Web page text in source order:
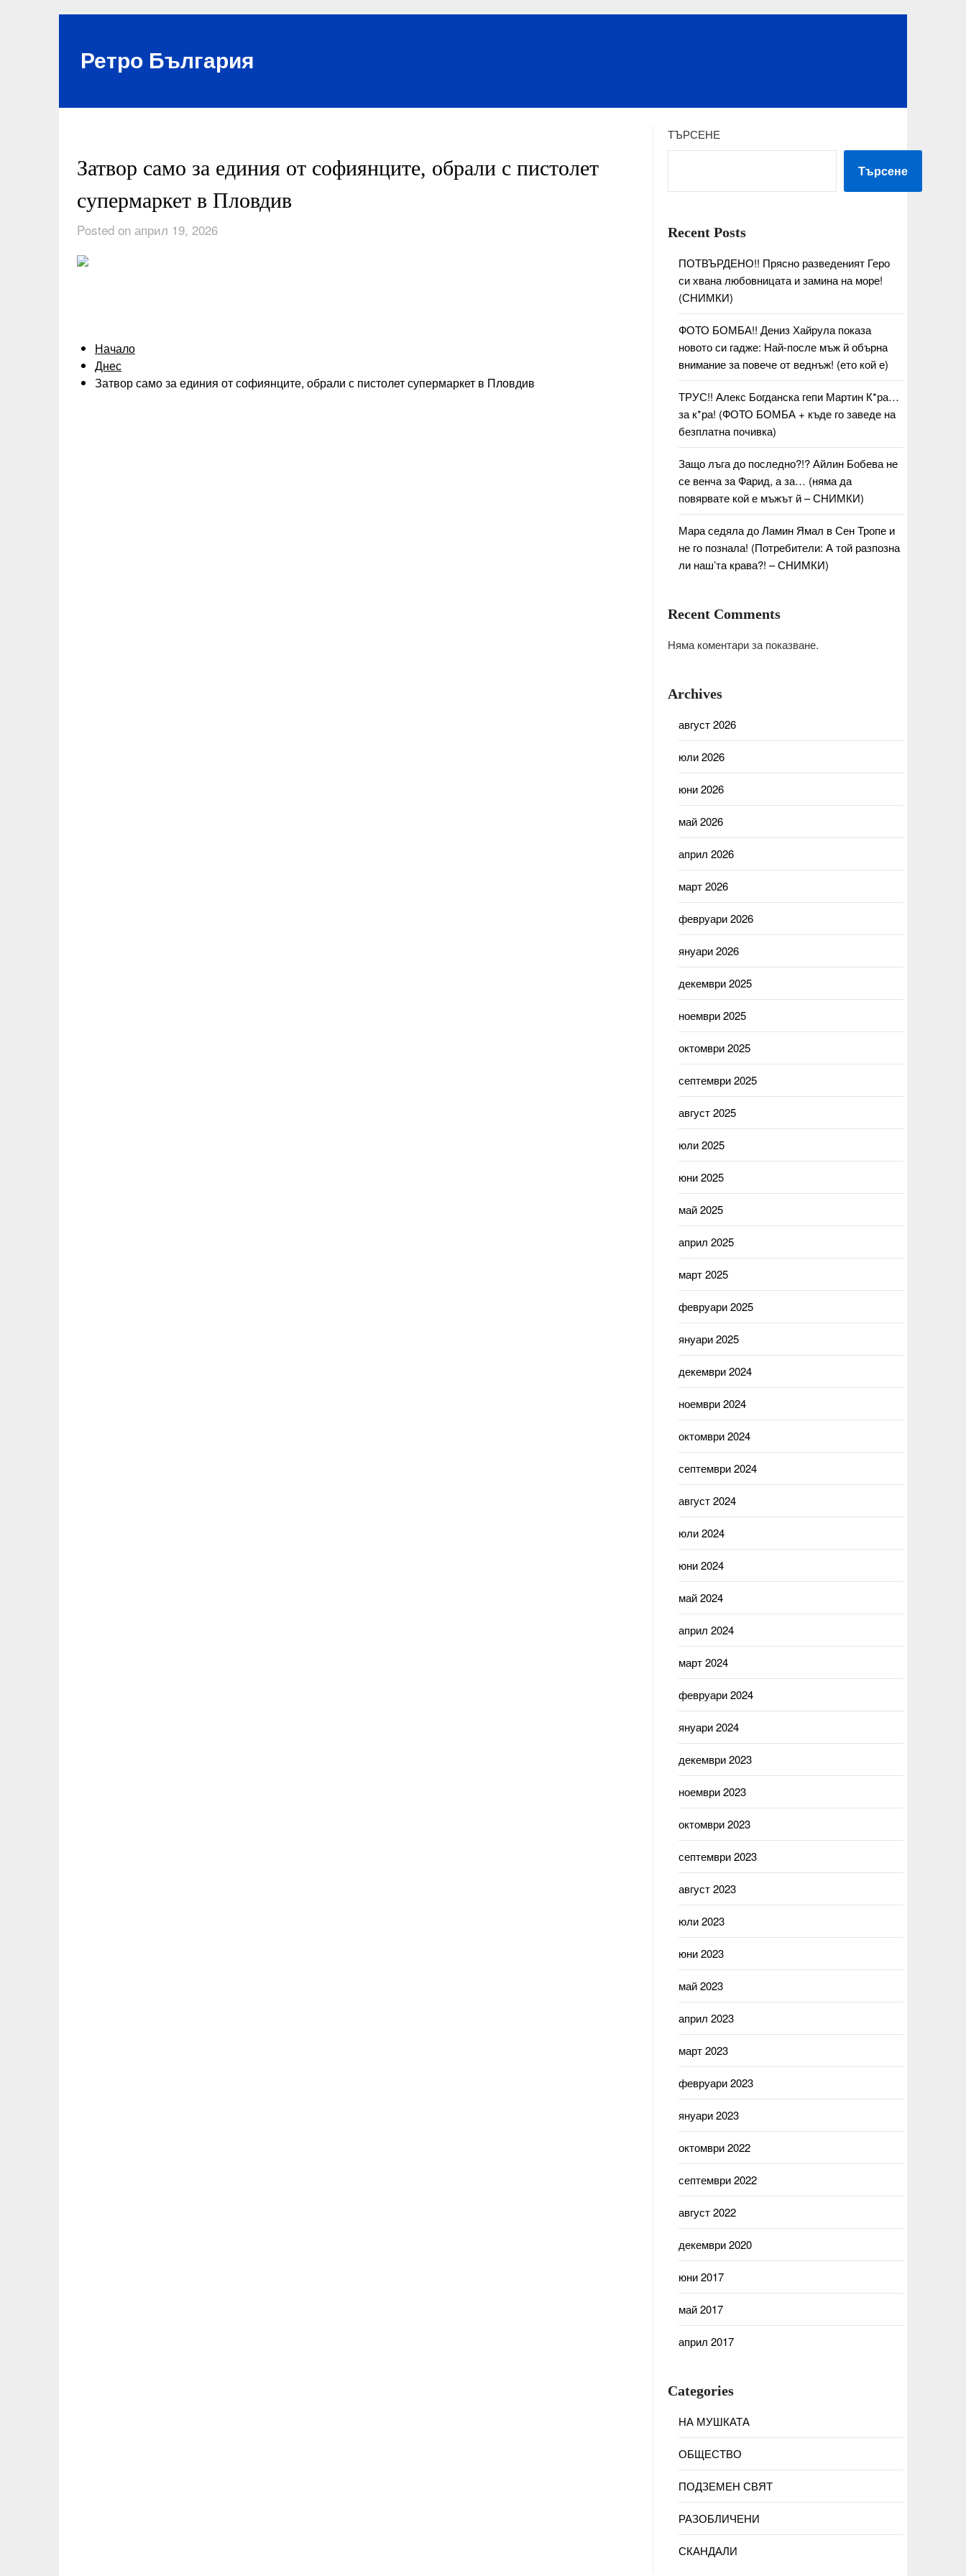
Ретро България
Затвор само за единия от софиянците, обрали с пистолет
супермаркет в Пловдив
Posted on април 19, 2026
Начало
Днес
Затвор само за единия от софиянците, обрали с пистолет супермаркет в Пловдив
ТЪРСЕНЕ
Търсене
Recent Posts
ПОТВЪРДЕНО!! Прясно разведеният Геро
си хвана любовницата и замина на море!
(СНИМКИ)
ФОТО БОМБА!! Дениз Хайрула показа
новото си гадже: Най-после мъж й обърна
внимание за повече от веднъж! (ето кой е)
ТРУС!! Алекс Богданска гепи Мартин К*ра…
за к*ра! (ФОТО БОМБА + къде го заведе на
безплатна почивка)
Защо лъга до последно?!? Айлин Бобева не
се венча за Фарид, а за… (няма да
повярвате кой е мъжът й – СНИМКИ)
Мара седяла до Ламин Ямал в Сен Тропе и
не го познала! (Потребители: А той разпозна
ли наш’та крава?! – СНИМКИ)
Recent Comments
Няма коментари за показване.
Archives
август 2026
юли 2026
юни 2026
май 2026
април 2026
март 2026
февруари 2026
януари 2026
декември 2025
ноември 2025
октомври 2025
септември 2025
август 2025
юли 2025
юни 2025
май 2025
април 2025
март 2025
февруари 2025
януари 2025
декември 2024
ноември 2024
октомври 2024
септември 2024
август 2024
юли 2024
юни 2024
май 2024
април 2024
март 2024
февруари 2024
януари 2024
декември 2023
ноември 2023
октомври 2023
септември 2023
август 2023
юли 2023
юни 2023
май 2023
април 2023
март 2023
февруари 2023
януари 2023
октомври 2022
септември 2022
август 2022
декември 2020
юни 2017
май 2017
април 2017
Categories
НА МУШКАТА
ОБЩЕСТВО
ПОДЗЕМЕН СВЯТ
РАЗОБЛИЧЕНИ
СКАНДАЛИ